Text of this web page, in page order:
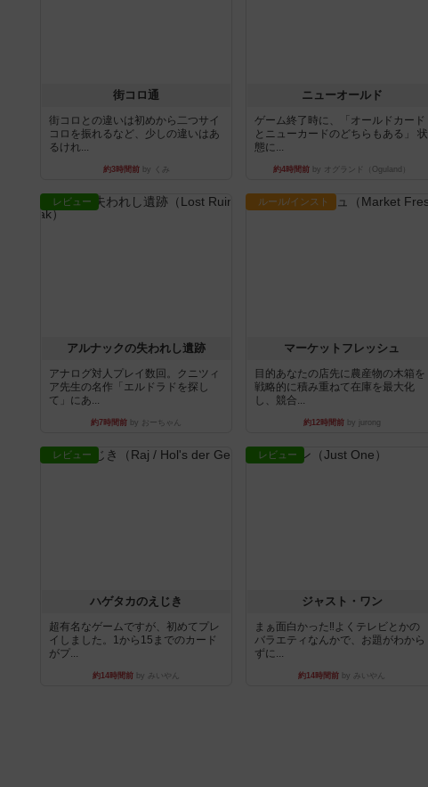
街コロ通
街コロとの違いは初めから二つサイ
コロを振れるなど、少しの違いはあ
るけれ...
約3時間前by くみ
ニューオールド
ゲーム終了時に、「オールドカード
とニューカードのどちらもある」 状
態に...
約4時間前 by オグランド（Oguland）
レビュー
アルナックの失われし遺跡
アナログ対人プレイ数回。クニツィ
ア先生の名作「エルドラドを探し
て」にあ...
約7時間前 by おーちゃん
ルール/インスト
マーケットフレッシュ
目的あなたの店先に農産物の木箱を
戦略的に積み重ねて在庫を最大化
し、競合...
約12時間前by jurong
レビュー
ハゲタカのえじき
超有名なゲームですが、初めてプレ
イしました。1から15までのカード
がプ...
約14時間前 by みいやん
レビュー
ジャスト・ワン
まぁ面白かった‼️よくテレビとかの
バラエティなんかで、お題がわから
ずに...
約14時間前 by みいやん